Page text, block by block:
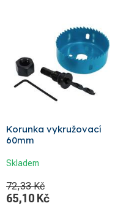
Korunka vykružovací
60mm
Skladem
72,33 Kč
65,10 Kč